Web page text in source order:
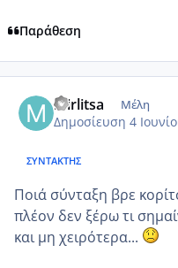
Παράθεση
mirlitsa Μέλη
Δημοσίευση 4
ΣΥΝΤΆΚΤΗΣ
Ποιά σύνταξη βρε
πλέον δεν ξέρω τι
και μη χειρότερα...